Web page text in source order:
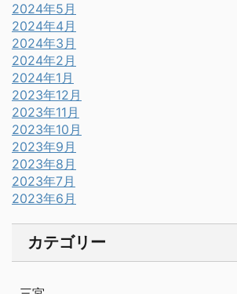
2024年5月
2024年4月
2024年3月
2024年2月
2024年1月
2023年12月
2023年11月
2023年10月
2023年9月
2023年8月
2023年7月
2023年6月
カテゴリー